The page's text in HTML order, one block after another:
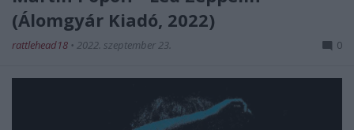
(Álomgyár Kiadó, 2022)
rattlehead18 • 2022. szeptember 23. 0